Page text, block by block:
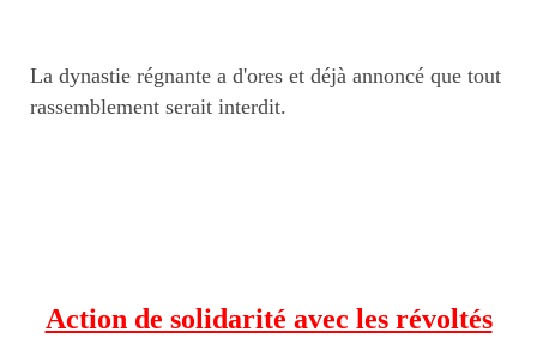
La dynastie régnante a d'ores et déjà annoncé que tout
rassemblement serait interdit.
Action de solidarité avec les révoltés